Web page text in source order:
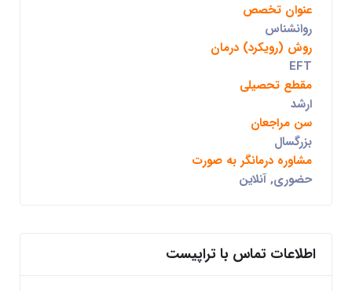
عنوان تخصص
روانشناس
روش (رویکرد) درمان
EFT
مقطع تحصیلی
ارشد
سن مراجعان
بزرگسال
مشاوره درمانگر به صورت
حضوری, آنلاین
اطلاعات تماس با تراپیست